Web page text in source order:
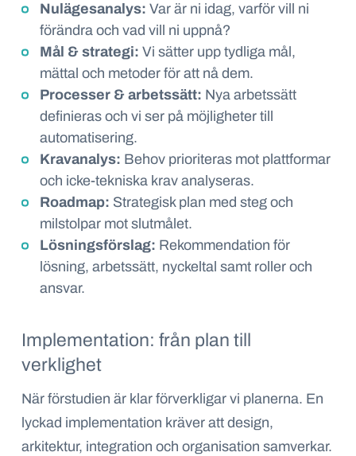
Nulägesanalys: Var är ni idag, varför vill ni
förändra och vad vill ni uppnå?
Mål & strategi: Vi sätter upp tydliga mål,
mättal och metoder för att nå dem.
Processer & arbetssätt: Nya arbetssätt
definieras och vi ser på möjligheter till
automatisering.
Kravanalys: Behov prioriteras mot plattformar
och icke-tekniska krav analyseras.
Roadmap: Strategisk plan med steg och
milstolpar mot slutmålet.
Lösningsförslag: Rekommendation för
lösning, arbetssätt, nyckeltal samt roller och
ansvar.
Implementation: från plan till
verklighet
När förstudien är klar förverkligar vi planerna. En
lyckad implementation kräver att design,
arkitektur, integration och organisation samverkar.